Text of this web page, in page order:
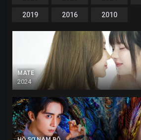
2019 2016 2010
MATE
2024